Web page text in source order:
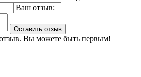
Ваш отзыв:
Оставить отзыв
Вы можете быть первым!